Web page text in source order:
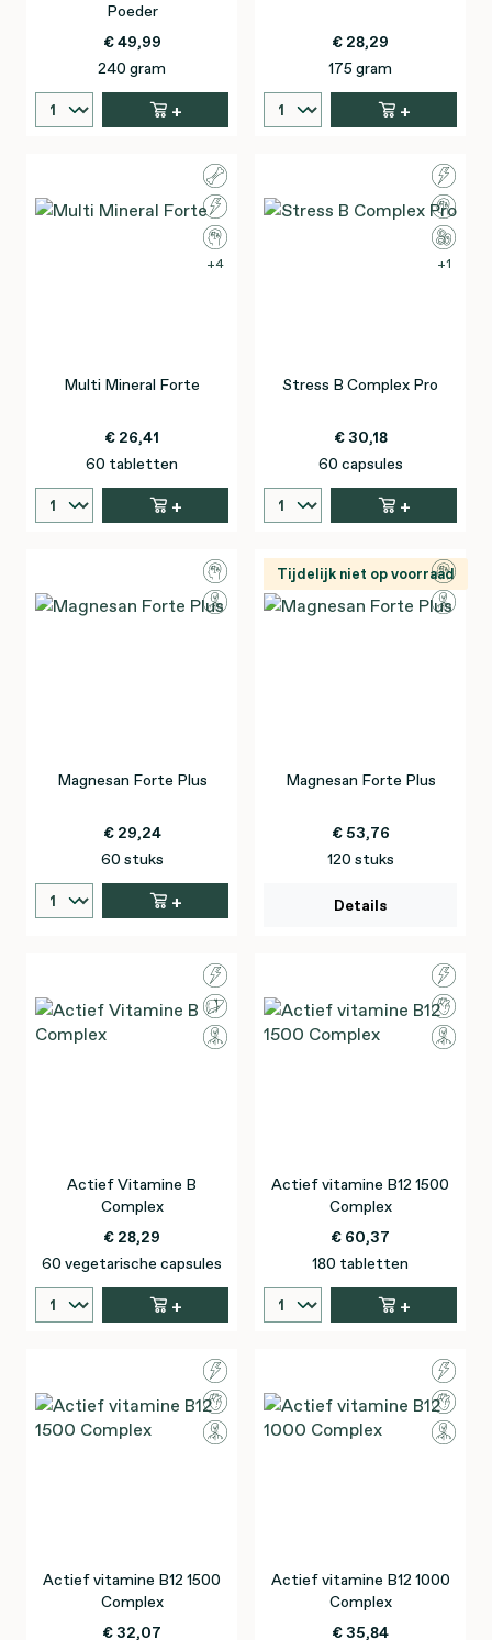
Poeder
€ 49,99
240 gram
+
€ 28,29
175 gram
+
4
Multi Mineral Forte
€ 26,41
60 tabletten
+
1
Stress B Complex Pro
€ 30,18
60 capsules
+
Magnesan Forte Plus
€ 29,24
60 stuks
+
Tijdelijk niet op voorraad
Magnesan Forte Plus
€ 53,76
120 stuks
Details
Actief Vitamine B
Complex
€ 28,29
60 vegetarische capsules
+
Actief vitamine B12 1500
Complex
€ 60,37
180 tabletten
+
Actief vitamine B12 1500
Complex
€ 32,07
Actief vitamine B12 1000
Complex
€ 35,84